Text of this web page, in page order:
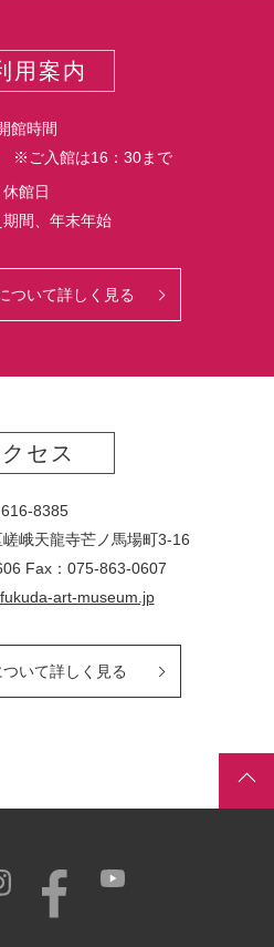
用案内
館時間
※ご入館は16：30まで
休館日
期間、年末年始
ついて詳しく見る
セス
8385
峨天龍寺芒ノ馬場町3-16
Fax：075-863-0607
art-museum.jp
いて詳しく見る